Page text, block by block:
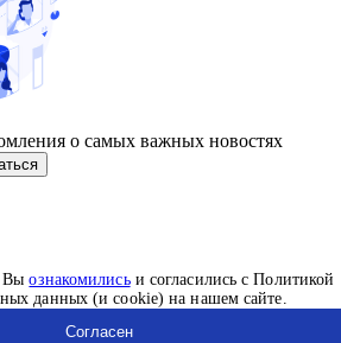
Выознакомилисьи согласились с Политикой
данных (и cookie) на нашем сайте.
Согласен
о самых важных новостях